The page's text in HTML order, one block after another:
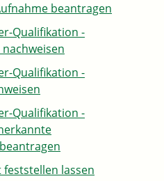
beantragen
Qualifikation -
Qualifikation -
Qualifikation -
lassen